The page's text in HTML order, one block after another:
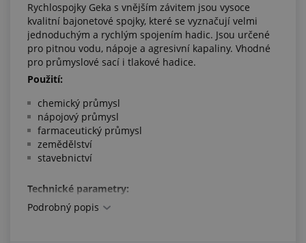
Rychlospojky Geka s vnějším závitem jsou vysoce
kvalitní bajonetové spojky, které se vyznačují velmi
jednoduchým a rychlým spojením hadic. Jsou určené
pro pitnou vodu, nápoje a agresivní kapaliny. Vhodné
pro průmyslové sací i tlakové hadice.
Použití:
chemický průmysl
nápojový průmysl
farmaceutický průmysl
zemědělství
stavebnictví
Technické parametry:
stejně velký bajonet 40 mm pro všechny rozměry a
Podrobný popis